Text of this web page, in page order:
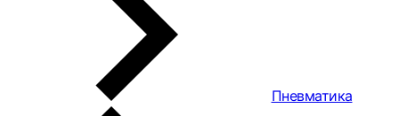
Пневматика